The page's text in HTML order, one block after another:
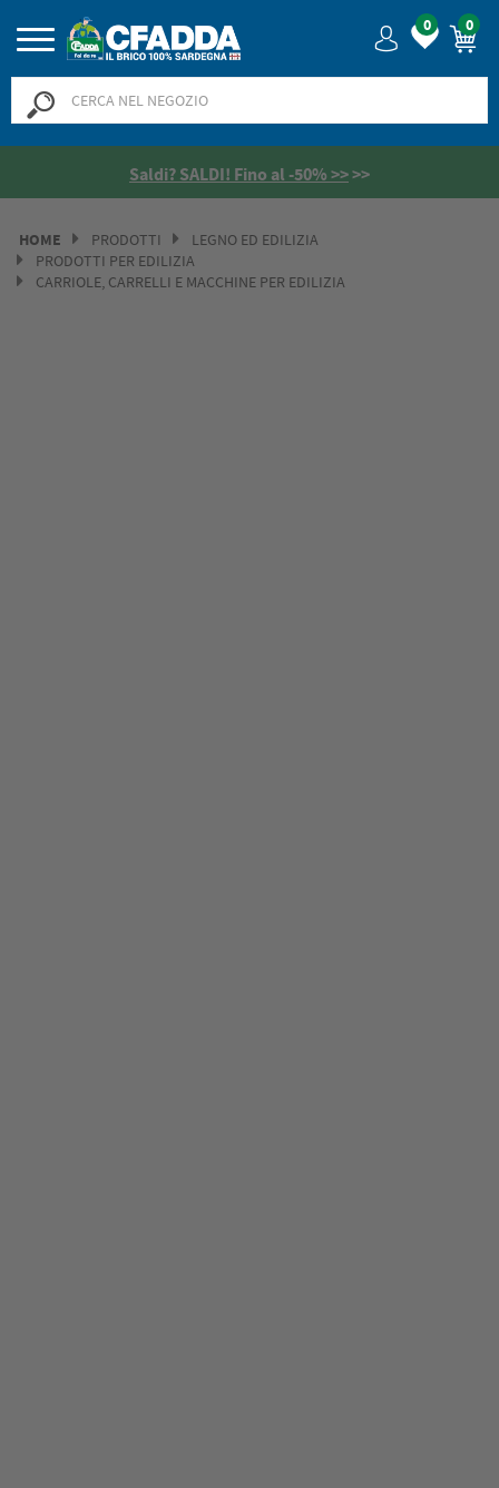
0 0
Saldi? SALDI! Fino al -50% >>>>
HOME PRODOTTI
LEGNO ED EDILIZIA
PRODOTTI PER EDILIZIA
CARRIOLE, CARRELLI E MACCHINE PER EDILIZIA